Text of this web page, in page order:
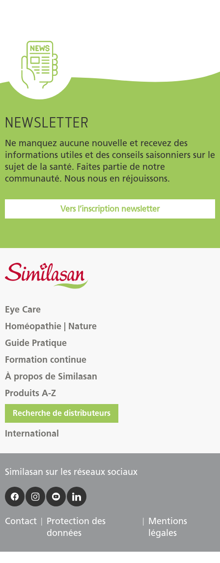
NEWSLETTER
Ne manquez aucune nouvelle et recevez des
informations utiles et des conseils saisonniers sur le
sujet de la santé. Faites partie de notre
communauté. Nous nous en réjouissons.
Vers l’inscription newsletter
Eye Care
Homéopathie | Nature
Guide Pratique
Formation continue
À propos de Similasan
Produits A-Z
Recherche de distributeurs
International
Similasan sur les réseaux sociaux
Contact
Protection des
données
Mentions
légales